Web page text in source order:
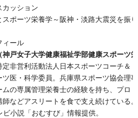
カッション
スポーツ栄養学～阪神・淡路大震災を振
ィール
戸女子大学健康福祉学部健康スポーツ
定非営利活動法人日本スポーツコーチ＆
ツ医・科学委員。兵庫県スポーツ協会理
ムの専属管理栄養士の経験を持ち、プロ
などアスリートを食で支え続けている。
ビ小説「おむすび」情報提供。